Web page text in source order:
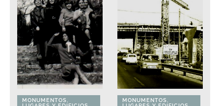
MONUMENTOS,
MONUMENTOS,